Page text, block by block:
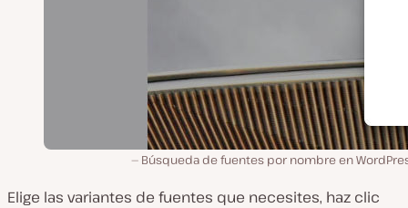
Búsqueda de fuentes por nombre en
Elige las variantes de fuentes que necesites, haz clic